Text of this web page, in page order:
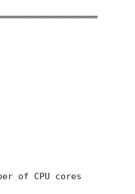
of CPU cores